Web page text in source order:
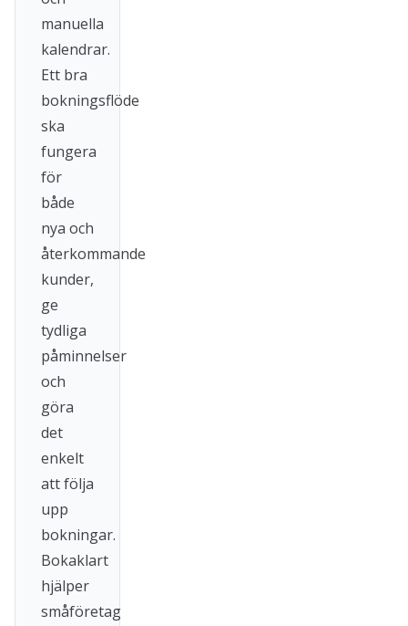
manuella
kalendrar.
Ett bra
bokningsflöde
ska
fungera
för
både
nya och
återkommande
kunder,
ge
tydliga
påminnelser
och
göra
det
enkelt
att följa
upp
bokningar.
Bokaklart
hjälper
småföretag